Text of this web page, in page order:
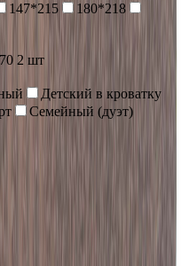
147*215
180*218
2 шт
Детский в кроватку
Семейный (дуэт)